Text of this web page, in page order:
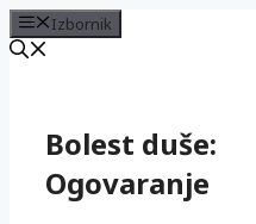
Izbornik
sadržajBolest duše:
Ogovaranje